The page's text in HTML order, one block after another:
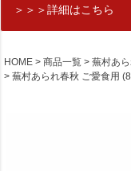
＞＞＞詳細はこちら
HOME 商品一覧
蕪村あ
蕪村あられ春秋 ご愛食用